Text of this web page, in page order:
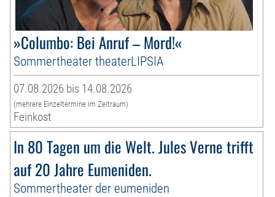
»Columbo: Bei Anruf – Mord!«
Sommertheater theaterLIPSIA
07.08.2026 bis 14.08.2026
(mehrere Einzeltermine im Zeitraum)
Feinkost
In 80 Tagen um die Welt. Jules Verne trifft
auf 20 Jahre Eumeniden.
Sommertheater der eumeniden